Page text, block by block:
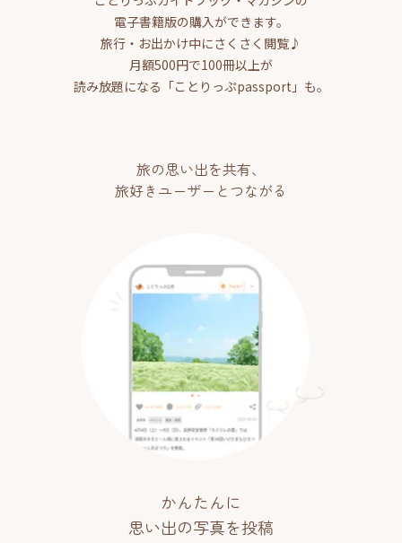
電子書籍版の購入ができます。
旅行・お出かけ中にさくさく閲覧♪
月額500円で100冊以上が
読み放題になる「ことりっぷpassport」も。
旅の思い出を共有、
旅好きユーザーとつながる
かんたんに
思い出の写真を投稿